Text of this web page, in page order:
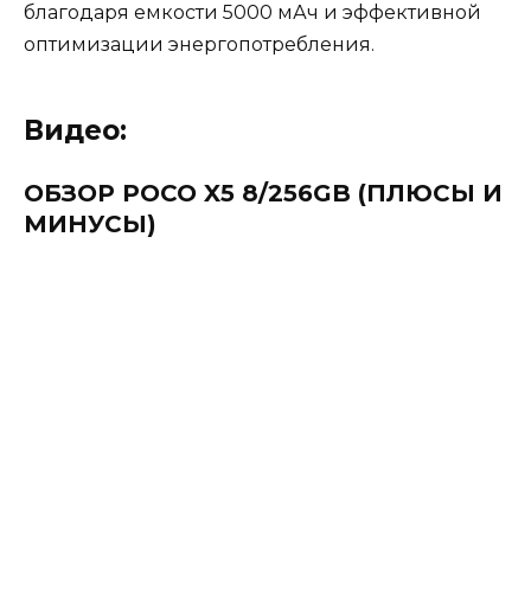
благодаря емкости 5000 мАч и эффективной
оптимизации энергопотребления.
Видео:
ОБЗОР POCO X5 8/256GB (ПЛЮСЫ И
МИНУСЫ)